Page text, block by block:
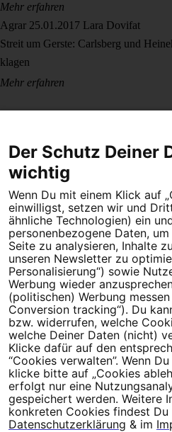
Mehr erfahren
Agrar 25.01.2017 Lara Dovifat
Streit um Gerste: Carlsberg und
klagen
Mehr erfahren
Dein Engagement macht den
Millionen Menschen an.
Newsletter bestellen
Campact e.V.
IBAN DE95 2‍5‍1‍2 0‍5‍1‍0 6‍9‍8‍0 0‍0‍0‍0
SozialBank
Direkt online spenden
NewsletterHilfe und
FAQKontakt Datenschutz
Der Schutz Deiner
wichtig
Wenn Du mit einem Klick auf
einwilligst, setzen wir und
ähnliche Technologien) ein
personenbezogene Daten,
Seite zu analysieren, Inhalte
unseren Newsletter zu
Personalisierung“) sowie
Werbung wieder
(politischen) Werbung
Conversion tracking“). Du
bzw. widerrufen, welche
welche Deiner Daten (nicht)
Klicke dafür auf den
“Cookies verwalten”. Wenn
klicke bitte auf „Cookies
erfolgt nur eine
gespeichert werden. Weitere
konkreten Cookies findest Du
Datenschutzerklärung & im